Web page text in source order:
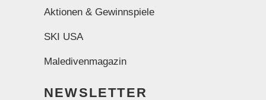
Aktionen & Gewinnspiele
SKI USA
Maledivenmagazin
NEWSLETTER